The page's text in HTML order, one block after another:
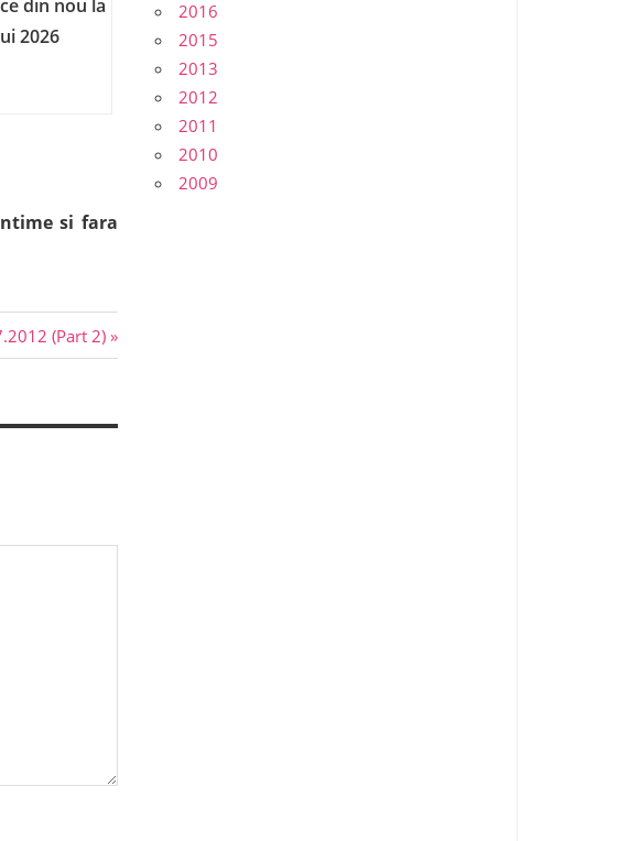
din nou la
2026
si fara
(Part 2)
2016
2015
2013
2012
2011
2010
2009